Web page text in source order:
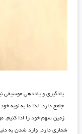
یادگیری و یاددهی موسیقی
جامع دارد. لذا ما به نوبه
زمین سهم خود را ادا کنیم.
شماری دارد. وارد شدن به